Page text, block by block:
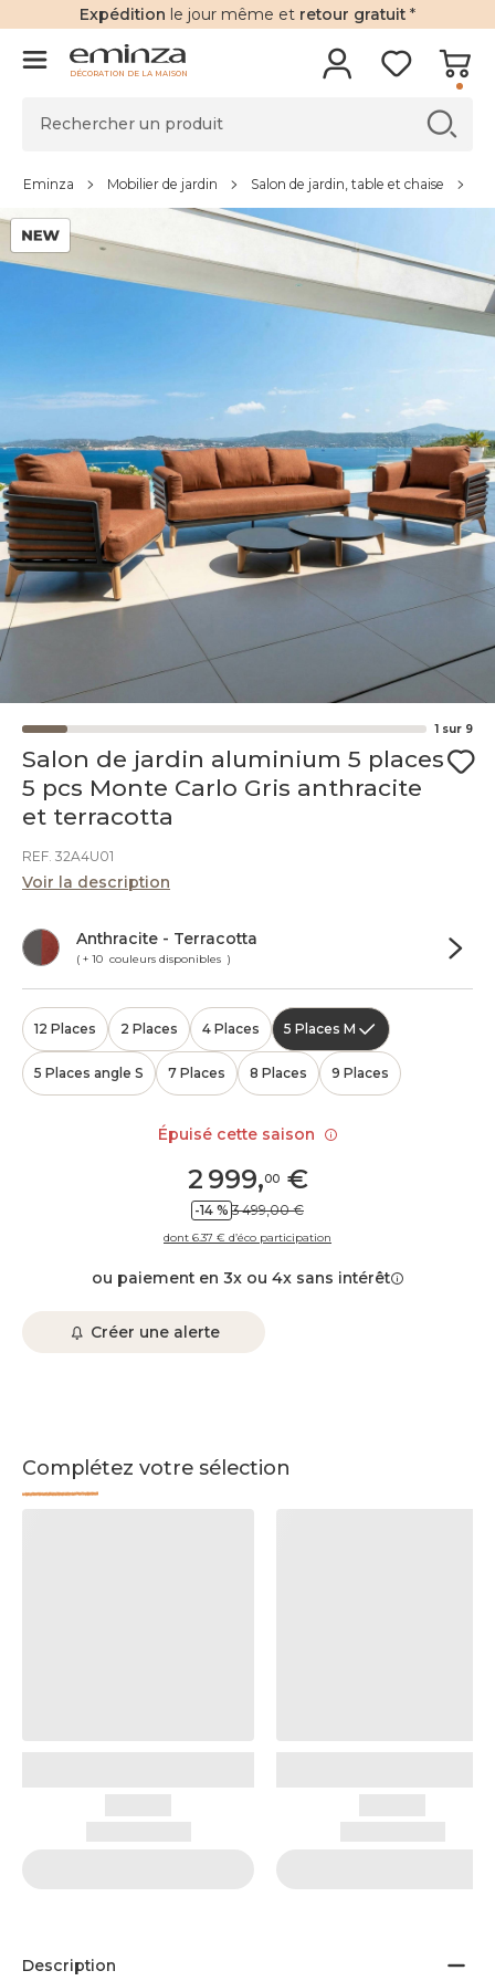
Expédition le jour même et retour gratuit *
DÉCORATION DE LA MAISON
Eminza Mobilier de jardin Salon de jardin, table et chaise
1 sur 9
Salon de jardin aluminium 5 places
5 pcs Monte Carlo Gris anthracite
et terracotta
REF. 32A4U01
Voir la description
Anthracite - Terracotta
( + 10 couleurs disponibles )
12 Places 2 Places 4 Places 5 Places M
5 Places angle S 7 Places 8 Places 9 Places
2 999,00€
-14 % 3 499,00 €
dont 6.37 € d’éco participation
ou paiement en 3x ou 4x sans intérêt
Créer une alerte
Complétez votre sélection
Description